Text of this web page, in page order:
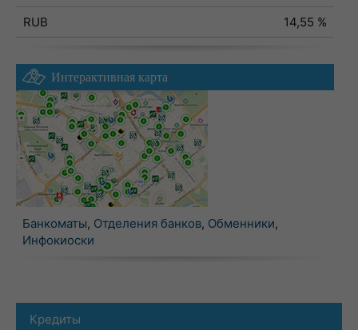
RUB
14,55 %
Интерактивная карта
Банкоматы, Отделения банков, Обменники,
Инфокиоски
Кредиты